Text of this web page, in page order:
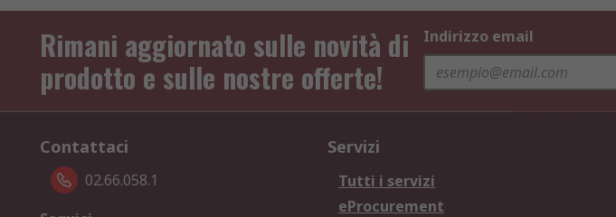
Rimani aggiornato sulle novità di
prodotto e sulle nostre offerte!
Indirizzo email
Contattaci
02.66.058.1
Servizi
Tutti i servizi
eProcurement